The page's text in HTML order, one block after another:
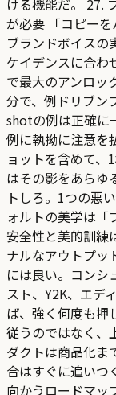
ける機能だ。 27.
が必要 「コピーを
ブランドボイスの
ケイデンスに合わ
で最大のアンロッ
分で、例ドリブン
shotの例は正確に
例に執拗に注意を
ョットを含めて、
はその影をあらゆ
トしろ。1つの悪
ォルトの美学は「
安全性と美的訓練
ナルなアウトプッ
には良い。コンシ
スト、Y2K、エデ
ば、強く何度も押
従うのではなく、
ダクトは商品化ま
合はすぐに追いつ
向かうロードマッ